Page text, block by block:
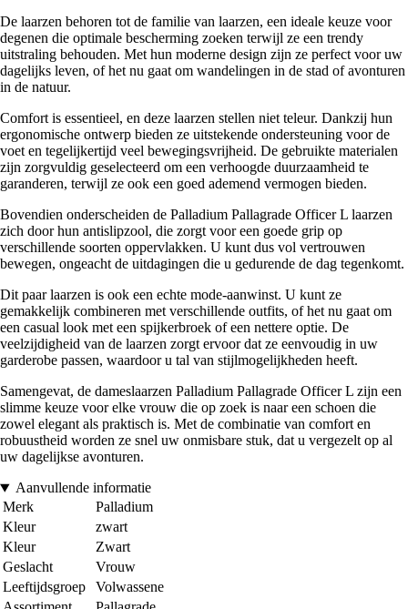
De laarzen behoren tot de familie van laarzen, een ideale keuze voor
degenen die optimale bescherming zoeken terwijl ze een trendy
uitstraling behouden. Met hun moderne design zijn ze perfect voor uw
dagelijks leven, of het nu gaat om wandelingen in de stad of avonturen
in de natuur.
Comfort is essentieel, en deze laarzen stellen niet teleur. Dankzij hun
ergonomische ontwerp bieden ze uitstekende ondersteuning voor de
voet en tegelijkertijd veel bewegingsvrijheid. De gebruikte materialen
zijn zorgvuldig geselecteerd om een verhoogde duurzaamheid te
garanderen, terwijl ze ook een goed ademend vermogen bieden.
Bovendien onderscheiden de Palladium Pallagrade Officer L laarzen
zich door hun antislipzool, die zorgt voor een goede grip op
verschillende soorten oppervlakken. U kunt dus vol vertrouwen
bewegen, ongeacht de uitdagingen die u gedurende de dag tegenkomt.
Dit paar laarzen is ook een echte mode-aanwinst. U kunt ze
gemakkelijk combineren met verschillende outfits, of het nu gaat om
een casual look met een spijkerbroek of een nettere optie. De
veelzijdigheid van de laarzen zorgt ervoor dat ze eenvoudig in uw
garderobe passen, waardoor u tal van stijlmogelijkheden heeft.
Samengevat, de dameslaarzen Palladium Pallagrade Officer L zijn een
slimme keuze voor elke vrouw die op zoek is naar een schoen die
zowel elegant als praktisch is. Met de combinatie van comfort en
robuustheid worden ze snel uw onmisbare stuk, dat u vergezelt op al
uw dagelijkse avonturen.
Aanvullende informatie
Merk
Palladium
Kleur
zwart
Kleur
Zwart
Geslacht
Vrouw
Leeftijdsgroep
Volwassene